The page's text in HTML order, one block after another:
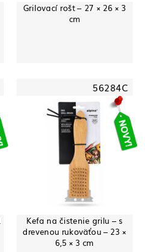
Grilovací rošt – 27 × 26 × 3
cm
56284C
Kefa na čistenie grilu – s
drevenou rukoväťou – 23 ×
6,5 × 3 cm